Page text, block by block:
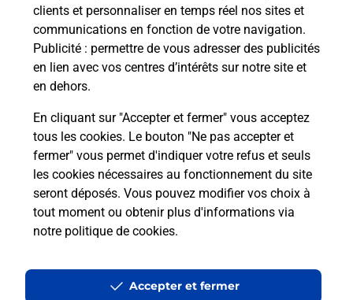
clients et personnaliser en temps réel nos sites et
communications en fonction de votre navigation.
Publicité : permettre de vous adresser des publicités
en lien avec vos centres d’intérêts sur notre site et
en dehors.
En cliquant sur "Accepter et fermer" vous acceptez
tous les cookies. Le bouton "Ne pas accepter et
fermer" vous permet d'indiquer votre refus et seuls
les cookies nécessaires au fonctionnement du site
seront déposés. Vous pouvez modifier vos choix à
tout moment ou obtenir plus d'informations via
notre politique de cookies.
Accepter et fermer
Prochaine collecte du courrierlundià 09h00
39 Rue Principale
67290 Wimmenau
Localiser Liste Boîtes aux lettres Bas-Rhin Wimmenau
Accessibilité : partiellement conforme